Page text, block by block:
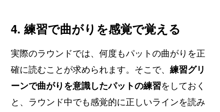
4. 練習で曲がりを感覚で覚える
実際のラウンドでは、何度もパットの曲がりを正
確に読むことが求められます。そこで、練習グリ
ーンで曲がりを意識したパットの練習をしておく
と、ラウンド中でも感覚的に正しいラインを読み